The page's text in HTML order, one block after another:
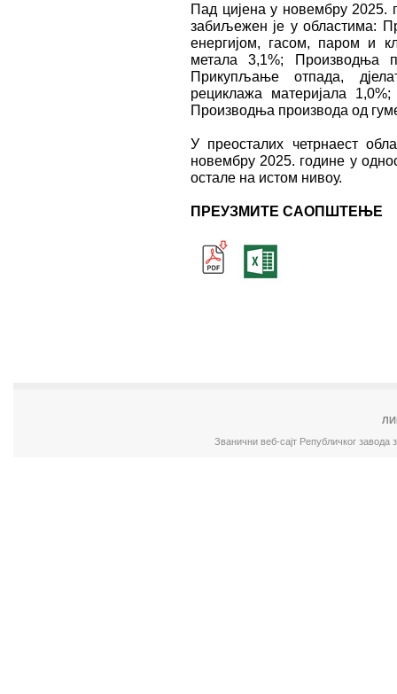
Пад цијена у новембру 2025.
забиљежен је у областима:
енергијом, гасом, паром и
метала 3,1%; Производња
Прикупљање отпада,
рециклажа материјала
Производња производа од
У преосталих четрнаест
новембру 2025. године у
остале на истом нивоу.
ПРЕУЗМИТЕ САОПШТЕЊЕ
Званични веб-сајт Републичког